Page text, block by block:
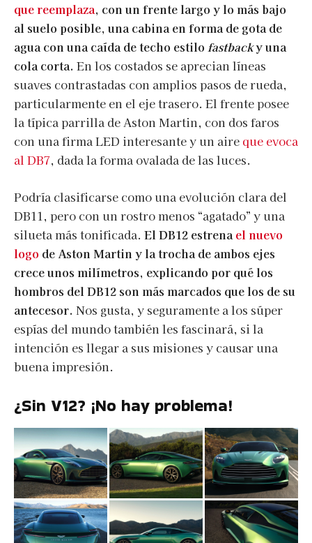
que reemplaza, con un frente largo y lo más bajo
al suelo posible, una cabina en forma de gota de
agua con una caída de techo estilo fastbacky una
cola corta. En los costados se aprecian líneas
suaves contrastadas con amplios pasos de rueda,
particularmente en el eje trasero. El frente posee
la típica parrilla de Aston Martin, con dos faros
con una firma LED interesante y un aire que evoca
al DB7, dada la forma ovalada de las luces.
Podría clasificarse como una evolución clara del
DB11, pero con un rostro menos “agatado” y una
silueta más tonificada. El DB12 estrenael nuevo
logo de Aston Martin y la trocha de ambos ejes
crece unos milímetros, explicando por qué los
hombros del DB12 son más marcados que los de su
antecesor. Nos gusta, y seguramente a los súper
espías del mundo también les fascinará, si la
intención es llegar a sus misiones y causar una
buena impresión.
¿Sin V12? ¡No hay problema!